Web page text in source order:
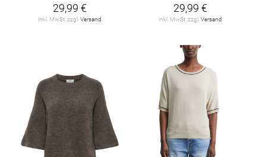
29,99 €
inkl. MwSt. zzgl.Versand
29,99 €
inkl. MwSt. zzgl.Versand